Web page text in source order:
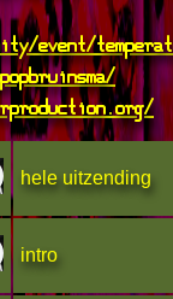
event/
hele uitzending
intro